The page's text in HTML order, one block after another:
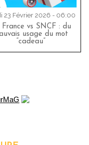
23 Février 2026 - 06:00
vs SNCF : du
usage du mot
“cadeau”